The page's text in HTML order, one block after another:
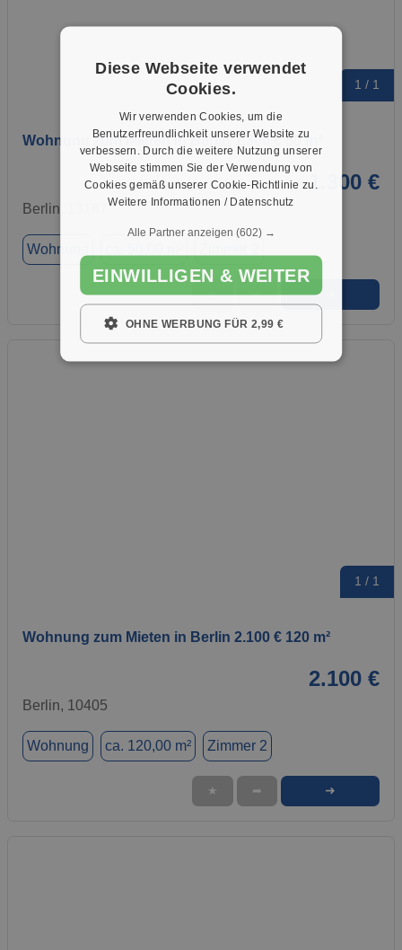
1 / 1
Wohnung zum Mieten in Berlin 1.300 € 50 m²
1.300 €
Berlin, 13187
Wohnung
★ ➦
1 / 1
Wohnung zum Mieten in Berlin 2.100 € 120 m²
2.100 €
Berlin, 10405
Wohnung ca. 120,00 m² Zimmer 2
★ ➦ ➜
Diese Webseite verwendet
Cookies.
Wir verwenden Cookies, um die
Benutzerfreundlichkeit unserer Website zu
verbessern. Durch die weitere Nutzung unserer
Webseite stimmen Sie der Verwendung von
Cookies gemäß unserer Cookie-Richtlinie zu.
Weitere Informationen / Datenschutz
Alle Partner anzeigen (602) →
EINWILLIGEN & WEITER
OHNE WERBUNG FÜR 2,99 €